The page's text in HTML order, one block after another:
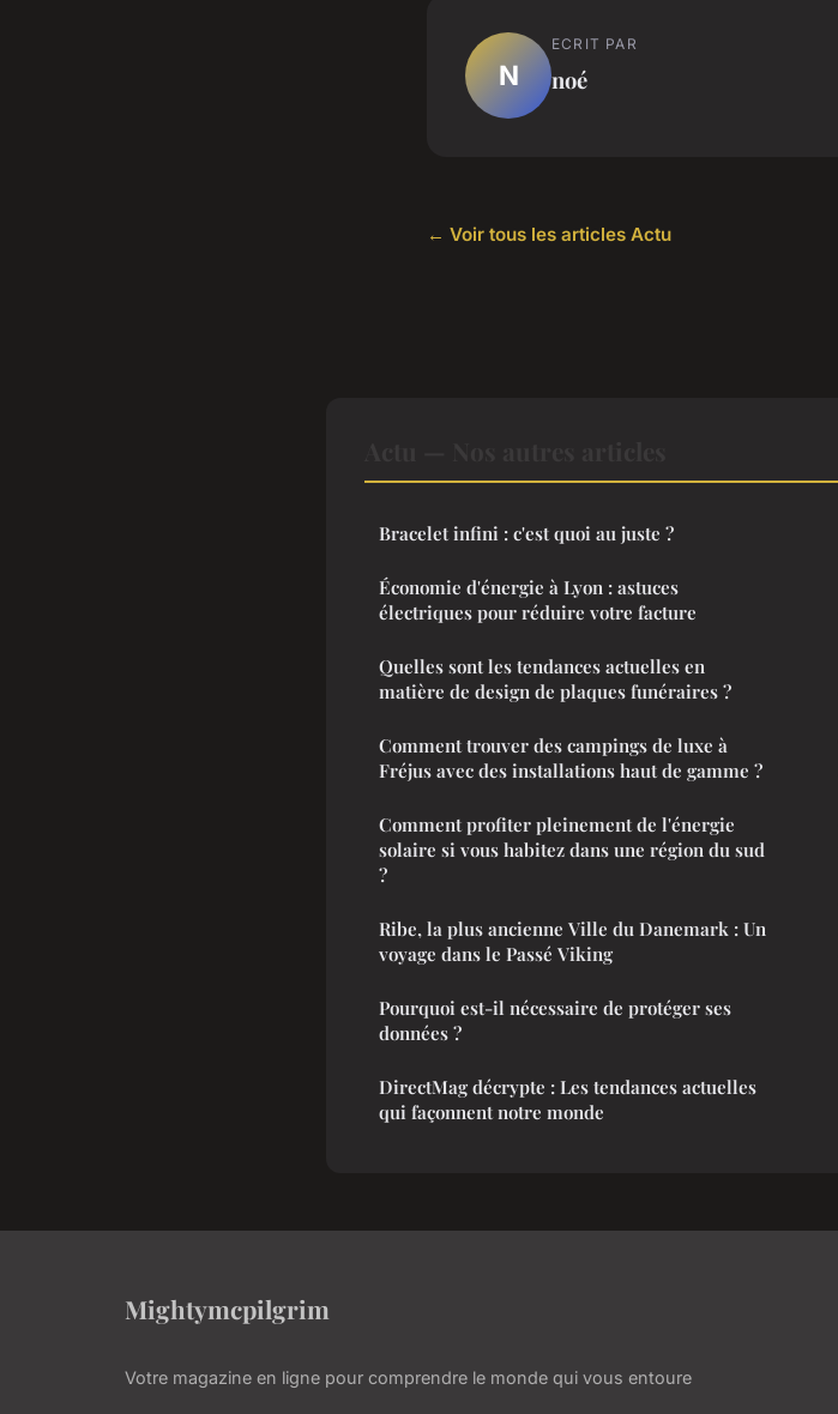
N
ECRIT PAR
noé
← Voir tous les articles Actu
Bracelet infini : c'est quoi au juste ?
Économie d'énergie à Lyon : astuces
électriques pour réduire votre facture
Quelles sont les tendances actuelles en
matière de design de plaques funéraires ?
Comment trouver des campings de luxe à
Fréjus avec des installations haut de gamme ?
Comment profiter pleinement de l'énergie
solaire si vous habitez dans une région du sud
?
Ribe, la plus ancienne Ville du Danemark : Un
voyage dans le Passé Viking
Pourquoi est-il nécessaire de protéger ses
données ?
DirectMag décrypte : Les tendances actuelles
qui façonnent notre monde
Mightymcpilgrim
Votre magazine en ligne pour comprendre le monde qui vous entoure